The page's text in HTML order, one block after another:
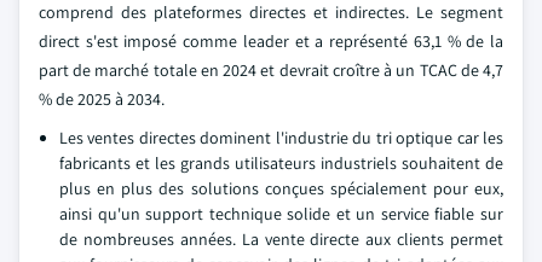
comprend des plateformes directes et indirectes. Le segment
direct s'est imposé comme leader et a représenté 63,1 % de la
part de marché totale en 2024 et devrait croître à un TCAC de 4,7
% de 2025 à 2034.
Les ventes directes dominent l'industrie du tri optique car les
fabricants et les grands utilisateurs industriels souhaitent de
plus en plus des solutions conçues spécialement pour eux,
ainsi qu'un support technique solide et un service fiable sur
de nombreuses années. La vente directe aux clients permet